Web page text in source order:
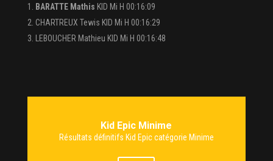
BARATTE Mathis KID Mi H 00:16:09
CHARTREUX Tewis KID Mi H 00:16:29
LEBOUCHER Mathieu KID Mi H 00:16:48
Kid Epic Minime
Résultats définitifs Kid Epic catégorie Minime